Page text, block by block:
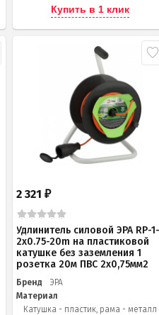
Купить в 1 клик
2 321₽
Удлинитель силовой ЭРА RP-
2x0.75-20m на пластиковой
катушке без заземления 1
розетка 20м ПВС 2х0,75мм2
Бренд
ЭРА
Материал
Катушка - пластик, рама - металл